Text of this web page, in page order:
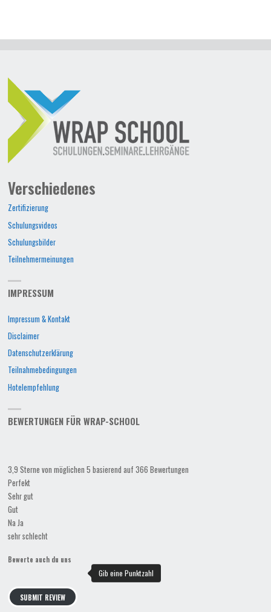
Verschiedenes
Zertifizierung
Schulungsvideos
Schulungsbilder
Teilnehmermeinungen
IMPRESSUM
Impressum & Kontakt
Disclaimer
Datenschutzerklärung
Teilnahmebedingungen
Hotelempfehlung
BEWERTUNGEN FÜR WRAP-SCHOOL
3,9 Sterne von möglichen 5 basierend auf 366 Bewertungen
Perfekt
Sehr gut
Gut
Na Ja
sehr schlecht
Bewerte auch du uns
SUBMIT REVIEW